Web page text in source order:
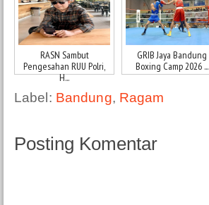
RASN Sambut
Pengesahan RUU Polri,
H...
GRIB Jaya Bandung
Boxing Camp 2026 ...
Label: Bandung, Ragam
Posting Komentar